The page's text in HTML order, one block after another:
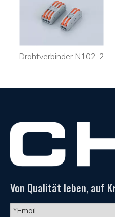
Drahtverbinder N102-2
Von Qualität leben, auf